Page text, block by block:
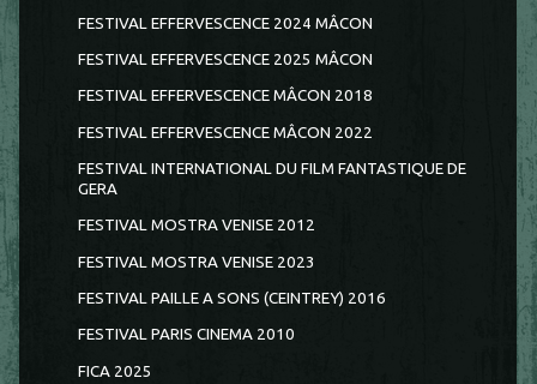
FESTIVAL EFFERVESCENCE 2024 MÂCON
FESTIVAL EFFERVESCENCE 2025 MÂCON
FESTIVAL EFFERVESCENCE MÂCON 2018
FESTIVAL EFFERVESCENCE MÂCON 2022
FESTIVAL INTERNATIONAL DU FILM FANTASTIQUE DE
GERA
FESTIVAL MOSTRA VENISE 2012
FESTIVAL MOSTRA VENISE 2023
FESTIVAL PAILLE A SONS (CEINTREY) 2016
FESTIVAL PARIS CINEMA 2010
FICA 2025